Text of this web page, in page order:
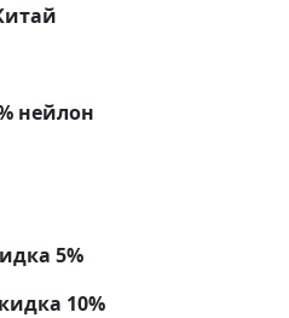
нейлон
5%
10%